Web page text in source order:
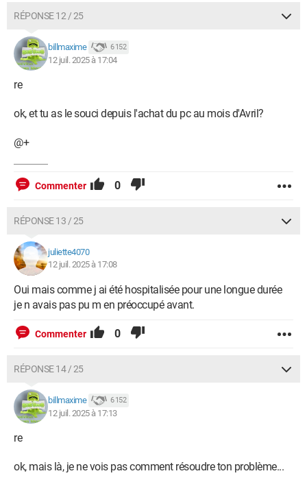
RÉPONSE 12 / 25
billmaxime 6 152
12 juil. 2025 à 17:04
re
ok, et tu as le souci depuis l'achat du pc au mois d'Avril?
@+
Commenter 0
RÉPONSE 13 / 25
juliette4070
12 juil. 2025 à 17:08
Oui mais comme j ai été hospitalisée pour une longue durée
je n avais pas pu m en préoccupé avant.
Commenter 0
RÉPONSE 14 / 25
billmaxime 6 152
12 juil. 2025 à 17:13
re
ok, mais là, je ne vois pas comment résoudre ton problème...